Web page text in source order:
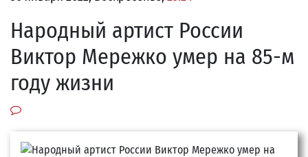
Народный артист России
Виктор Мережко умер на 85-м
году жизни